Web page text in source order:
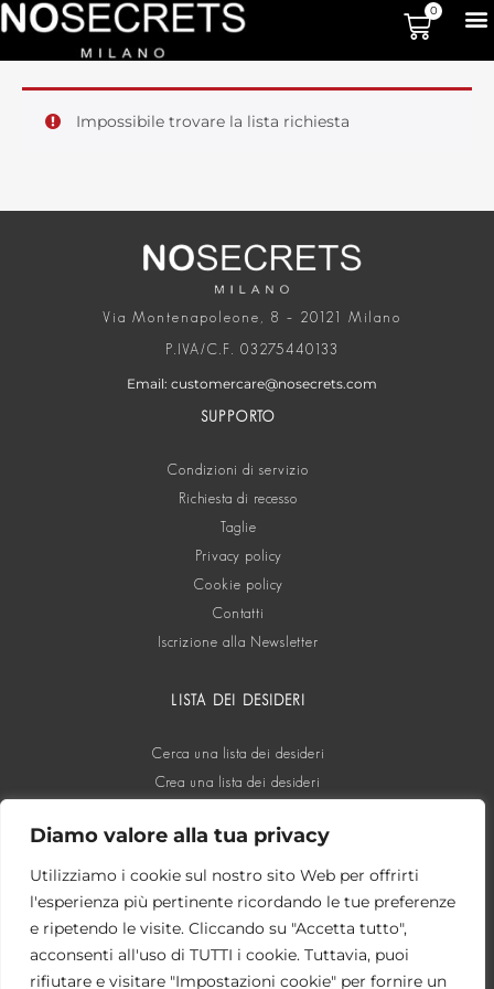
Diamo valore alla tua privacy
Utilizziamo i cookie sul nostro sito Web per offrirti
l'esperienza più pertinente ricordando le tue preferenze
e ripetendo le visite. Cliccando su "Accetta tutto",
acconsenti all'uso di TUTTI i cookie. Tuttavia, puoi
rifiutare e visitare "Impostazioni cookie" per fornire un
0
Impossibile trovare la lista richiesta
Via Montenapoleone, 8 – 20121 Milano
P.IVA/C.F. 03275440133
Email: customercare@nosecrets.com
SUPPORTO
Condizioni di servizio
Richiesta di recesso
Taglie
Privacy policy
Cookie policy
Contatti
Iscrizione alla Newsletter
LISTA DEI DESIDERI
Cerca una lista dei desideri
Crea una lista dei desideri
SOCIAL